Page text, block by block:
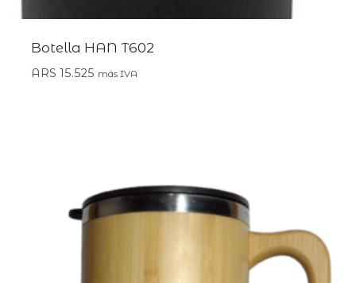
Botella HAN T602
ARS 15.525 más IVA